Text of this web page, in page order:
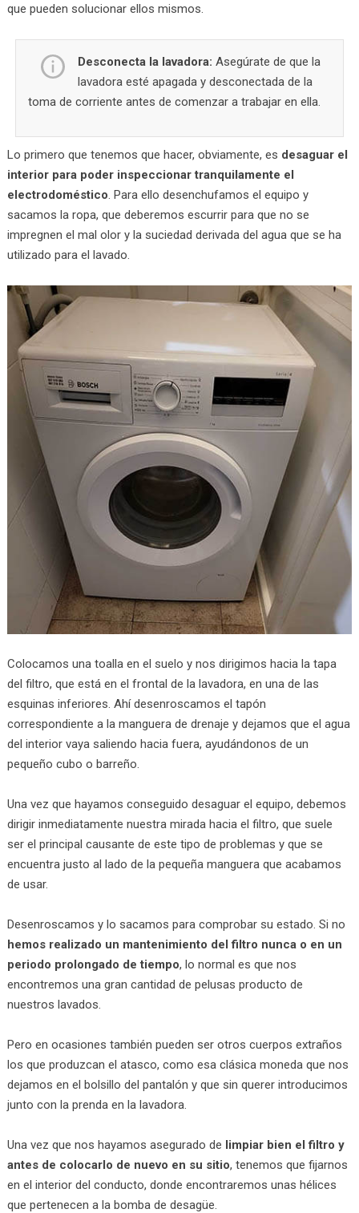
que pueden solucionar ellos mismos.
Desconecta la lavadora: Asegúrate de que la
lavadora esté apagada y desconectada de la
toma de corriente antes de comenzar a trabajar en ella.
Lo primero que tenemos que hacer, obviamente, es desaguar el
interior para poder inspeccionar tranquilamente el
electrodoméstico . Para ello desenchufamos el equipo y
sacamos la ropa, que deberemos escurrir para que no se
impregnen el mal olor y la suciedad derivada del agua que se ha
utilizado para el lavado.
Colocamos una toalla en el suelo y nos dirigimos hacia la tapa
del filtro, que está en el frontal de la lavadora, en una de las
esquinas inferiores. Ahí desenroscamos el tapón
correspondiente a la manguera de drenaje y dejamos que el agua
del interior vaya saliendo hacia fuera, ayudándonos de un
pequeño cubo o barreño.
Una vez que hayamos conseguido desaguar el equipo, debemos
dirigir inmediatamente nuestra mirada hacia el filtro, que suele
ser el principal causante de este tipo de problemas y que se
encuentra justo al lado de la pequeña manguera que acabamos
de usar.
Desenroscamos y lo sacamos para comprobar su estado. Si no
hemos realizado un mantenimiento del filtro nunca o en un
periodo prolongado de tiempo, lo normal es que nos
encontremos una gran cantidad de pelusas producto de
nuestros lavados.
Pero en ocasiones también pueden ser otros cuerpos extraños
los que produzcan el atasco, como esa clásica moneda que nos
dejamos en el bolsillo del pantalón y que sin querer introducimos
junto con la prenda en la lavadora.
Una vez que nos hayamos asegurado de limpiar bien el filtro y
antes de colocarlo de nuevo en su sitio, tenemos que fijarnos
en el interior del conducto, donde encontraremos unas hélices
que pertenecen a la bomba de desagüe.